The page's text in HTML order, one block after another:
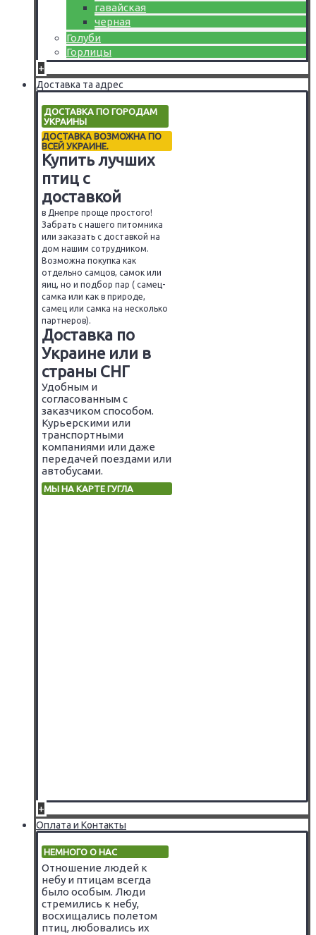
гавайская
черная
Голуби
Горлицы
+
Доставка та адрес
ДОСТАВКА ПО ГОРОДАМ
УКРАИНЫ
ДОСТАВКА ВОЗМОЖНА ПО
ВСЕЙ УКРАИНЕ.
Купить лучших
птиц с
доставкой
в Днепре проще простого!
Забрать с нашего питомника
или заказать с доставкой на
дом нашим сотрудником.
Возможна покупка как
отдельно самцов, самок или
яиц, но и подбор пар ( самец-
самка или как в природе,
самец или самка на несколько
партнеров).
Доставка по
Украине или в
страны СНГ
Удобным и
согласованным с
заказчиком способом.
Курьерскими или
транспортными
компаниями или даже
передачей поездами или
автобусами.
МЫ НА КАРТЕ ГУГЛА
+
Оплата и Контакты
НЕМНОГО О НАС
Отношение людей к
небу и птицам всегда
было особым. Люди
стремились к небу,
восхищались полетом
птиц, любовались их